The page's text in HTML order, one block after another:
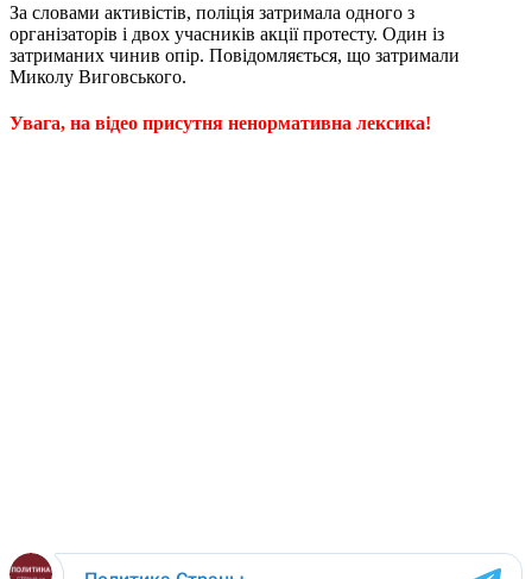
За словами активістів, поліція затримала одного з
організаторів і двох учасників акції протесту. Один із
затриманих чинив опір. Повідомляється, що затримали
Миколу Виговського.
Увага, на відео присутня ненормативна лексика!